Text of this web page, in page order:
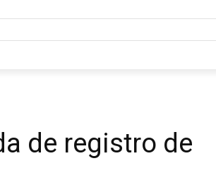
de registro de